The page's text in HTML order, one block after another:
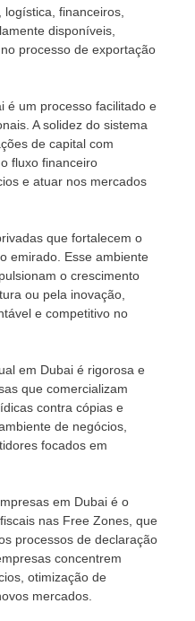
logística, financeiros,
disponíveis,
processo de exportação
é um processo facilitado e
A solidez do sistema
de capital com
fluxo financeiro
e atuar nos mercados
que fortalecem o
emirado. Esse ambiente
o crescimento
ou pela inovação,
e competitivo no
em Dubai é rigorosa e
que comercializam
contra cópias e
de negócios,
focados em
em Dubai é o
nas Free Zones, que
processos de declaração
concentrem
otimização de
mercados.